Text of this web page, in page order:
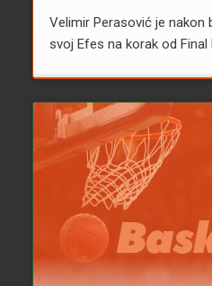
Velimir Perasović je nakon
svoj Efes na korak od Final